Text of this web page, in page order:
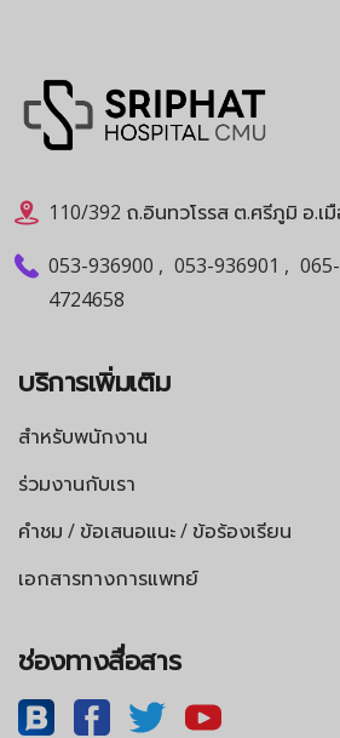
110/392 ถ.อินทวโรรส ต.ศรีภูมิ อ.เ
053-936900 , 053-936901 ,
4724658
บริการเพิ่มเติม
สำหรับพนักงาน
ร่วมงานกับเรา
คำชม / ข้อเสนอแนะ / ข้อร้องเรียน
เอกสารทางการแพทย์
ช่องทางสื่อสาร